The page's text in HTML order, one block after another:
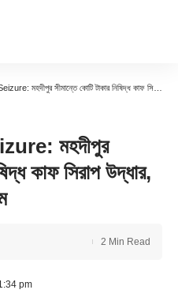
সীমান্তে কোটি টাকার নিষিদ্ধ কাফ সিরাপ উদ্ধার, জড়ালো তৃণমূল নেতার নাম
মহদীপুর
কাফ সিরাপ উদ্ধার,
pm
2 Min Read